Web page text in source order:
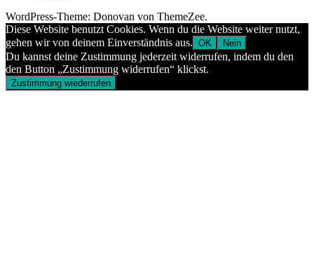
WordPress-Theme: Donovan von ThemeZee.
Diese Website benutzt Cookies. Wenn du die Website weiter nutzt,
gehen wir von deinem Einverständnis aus. OK Nein
Du kannst deine Zustimmung jederzeit widerrufen, indem du den
den Button „Zustimmung widerrufen“ klickst.
Zustimmung wiederrufen